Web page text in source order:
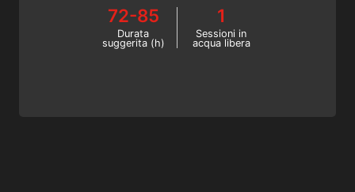
istruttore subacqueo; diventa un istruttore
SSI d'élite.
72-85
Durata
suggerita (h)
1
Sessioni in
acqua libera